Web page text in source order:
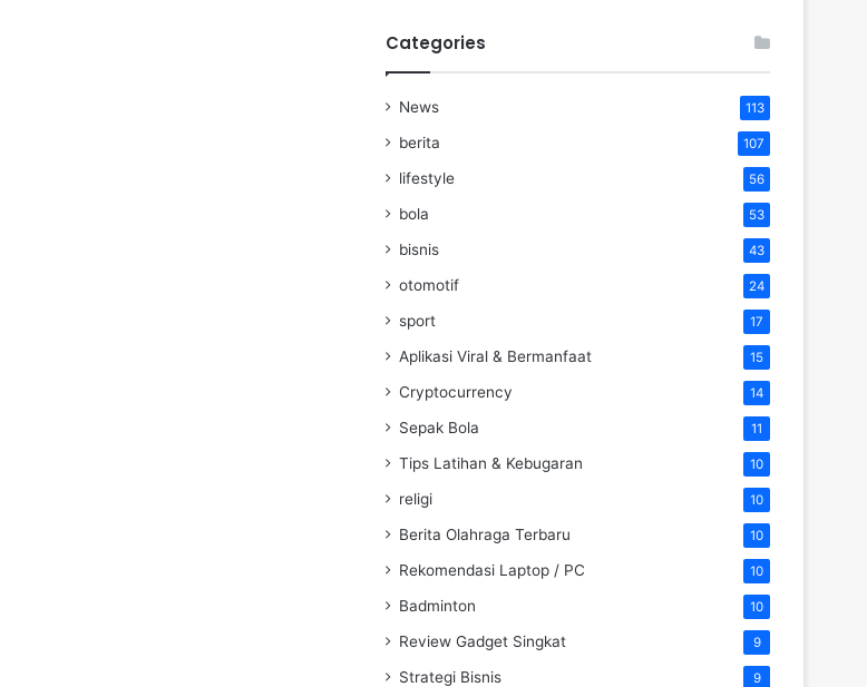
Categories
News 113
berita 107
lifestyle 56
bola 53
bisnis 43
otomotif 24
sport 17
Aplikasi Viral & Bermanfaat 15
Cryptocurrency 14
Sepak Bola 11
Tips Latihan & Kebugaran 10
religi 10
Berita Olahraga Terbaru 10
Rekomendasi Laptop / PC 10
Badminton 10
Review Gadget Singkat 9
Strategi Bisnis 9